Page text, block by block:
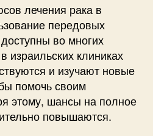
лечения рака в
передовых
во многих
израильских клиниках
и изучают новые
помочь своим
этому, шансы на полное
повышаются.